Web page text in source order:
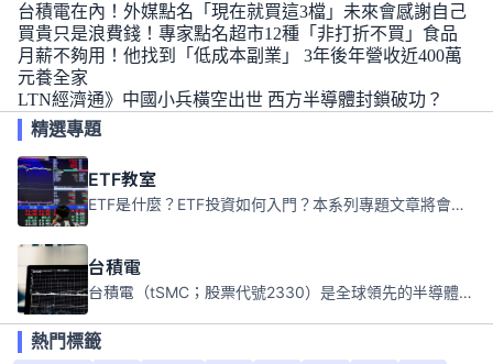
台積電在內！外媒點名「現在就買這3檔」未來會感謝自己
買貴只是浪費錢！專家點名超市12種「非打折不買」食品
月薪不夠用！他找到「低成本副業」 3年後年營收近400萬
元養全家
LTN經濟通》中國小兵橫空出世 西方半導體封鎖破功？
精選專題
ETF教室
ETF是什麼？ETF投資如何入門？本系列專題文章將會告訴你新手必須知道的ETF基礎知識。
台積電
台積電（tSMC；股票代號2330）是全球領先的半導體代工公司，成立於1987年，總部位於台灣新竹。且已於美國、日本、德國及中國設廠，台積電是全球首家專業積體電路製造服務公司，也是全球最先進和最大規模的半導體代工廠。
熱門標籤